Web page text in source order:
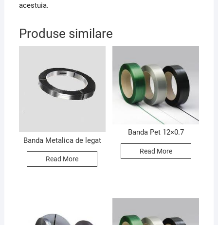
acestuia.
Produse similare
Banda Metalica de legat
Read More
Banda Pet 12×0.7
Read More